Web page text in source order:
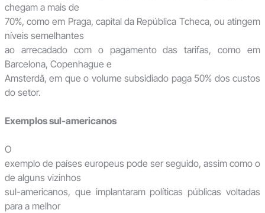
chegam a mais de
70%, como em Praga, capital da República Tcheca, ou atingem
níveis semelhantes
ao arrecadado com o pagamento das tarifas, como em
Barcelona, Copenhague e
Amsterdã, em que o volume subsidiado paga 50% dos custos
do setor.
Exemplos sul-americanos
O
exemplo de países europeus pode ser seguido, assim como o
de alguns vizinhos
sul-americanos, que implantaram políticas públicas voltadas
para a melhor